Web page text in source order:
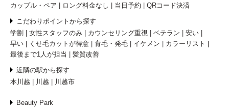
カップル・ペア
ロング料金なし 当日予約 QRコード決済
こだわりポイントから探す
学割
女性スタッフのみ カウンセリング重視 ベテラン
安い
早い
くせ毛カットが得意 育毛・発毛 イケメン
カラーリスト
最後まで1人が担当
髪質改善
近隣の駅から探す
本川越
川越 川越市
Beauty Park